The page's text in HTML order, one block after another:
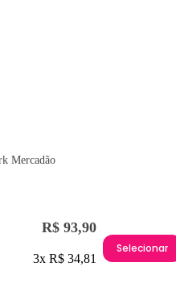
Mercadão
R$ 93,90
3x R$ 34,81
Selecionar